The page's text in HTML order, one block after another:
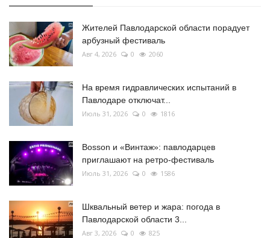
Жителей Павлодарской области порадует
арбузный фестиваль
Авг 4, 2026 0 2060
На время гидравлических испытаний в
Павлодаре отключат...
Июль 31, 2026 0 1816
Bosson и «Винтаж»: павлодарцев
приглашают на ретро-фестиваль
Июль 31, 2026 0 1586
Шквальный ветер и жара: погода в
Павлодарской области 3...
Авг 3, 2026 0 825